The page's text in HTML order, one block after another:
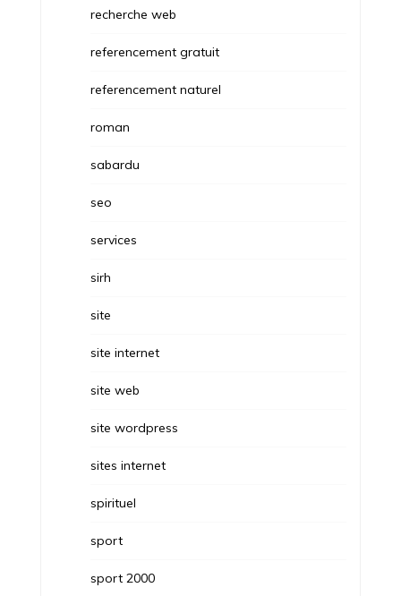
recherche web
referencement gratuit
referencement naturel
roman
sabardu
seo
services
sirh
site
site internet
site web
site wordpress
sites internet
spirituel
sport
sport 2000